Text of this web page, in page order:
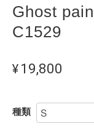
Ghost
C1529
¥19,800
種類